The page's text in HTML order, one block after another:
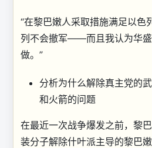
“在黎巴嫩人采取措施满足以色
列不会撤军——而且我认为华
做。”
分析为什么解除真主党的
和火箭的问题
在最近一次战争爆发之前，黎
装分子解除什叶派主导的黎巴